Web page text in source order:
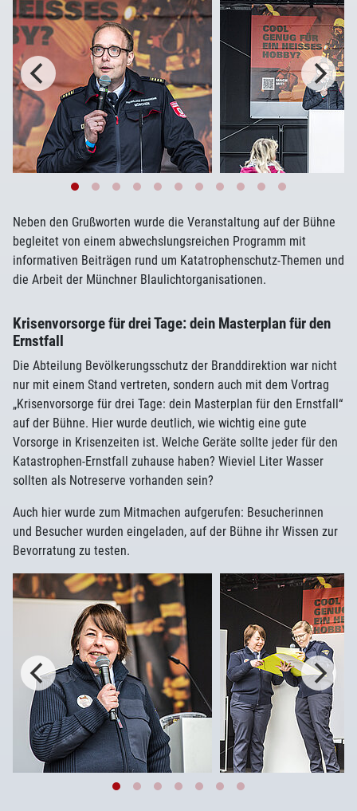
Neben den Grußworten wurde die Veranstaltung auf der Bühne
begleitet von einem abwechslungsreichen Programm mit
informativen Beiträgen rund um Katatrophenschutz-Themen und
die Arbeit der Münchner Blaulichtorganisationen.
Krisenvorsorge für drei Tage: dein Masterplan für den
Ernstfall
Die Abteilung Bevölkerungsschutz der Branddirektion war nicht
nur mit einem Stand vertreten, sondern auch mit dem Vortrag
„Krisenvorsorge für drei Tage: dein Masterplan für den Ernstfall“
auf der Bühne. Hier wurde deutlich, wie wichtig eine gute
Vorsorge in Krisenzeiten ist. Welche Geräte sollte jeder für den
Katastrophen-Ernstfall zuhause haben? Wieviel Liter Wasser
sollten als Notreserve vorhanden sein?
Auch hier wurde zum Mitmachen aufgerufen: Besucherinnen
und Besucher wurden eingeladen, auf der Bühne ihr Wissen zur
Bevorratung zu testen.